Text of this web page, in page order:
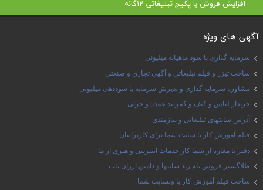
افزایش فروش با پکیج تبلیغاتی 12گانه
آگهی های ویژه
سرمایه گذاری با سود ماهیانه میلیونی
ساخت تیزر و فیلم تبلیغاتی و آگهی تجاری و صنعتی
مشاوره سرمایه گذاری و پذیرش سرمایه با سوددهی میلیونی
خریدار لباس و کیف و کمربند عمده و جزئی
آدرس سایتهای تبلیغاتی و نیازمندی
فیلم آموزش کار با سایت شما برای کاربرانتان
دفتر یا مغازه از شما کار خدمات اینترنتی و هنری از ما
طلاگستر فروش نام رند سایتها و دامین ارزان ناب
ساخت فیلم آموزش کار با وبسایت شما